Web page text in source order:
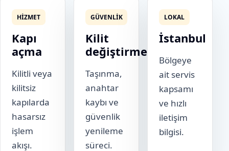
HIZMET
Kapı
açma
Kilitli veya
kilitsiz
kapılarda
hasarsız
işlem
akışı.
GÜVENLIK
Kilit
değiştirme
Taşınma,
anahtar
kaybı ve
güvenlik
yenileme
süreci.
LOKAL
İstanbul
Bölgeye
ait servis
kapsamı
ve hızlı
iletişim
bilgisi.